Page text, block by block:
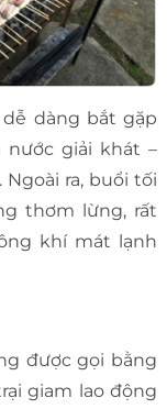
dễ dàng bắt gặp
giải khát –
ra, buổi tối
thơm lừng, rất
khí mát lạnh
được gọi bằng
giam lao động